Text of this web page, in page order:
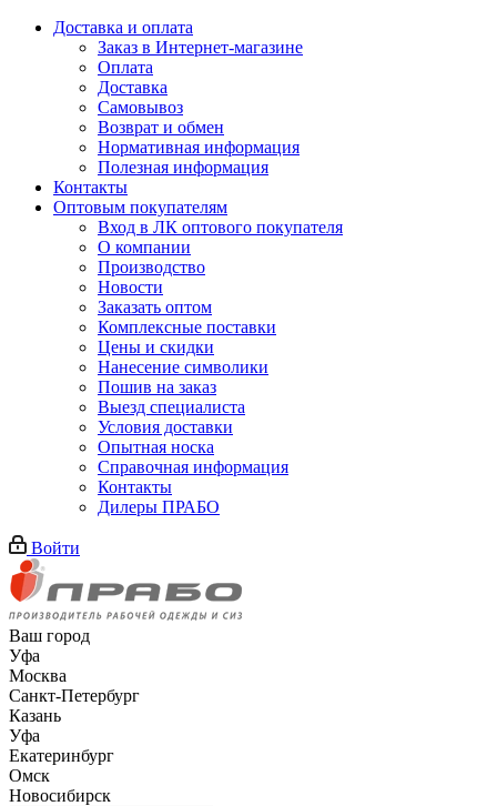
Доставка и оплата
Заказ в Интернет-магазине
Оплата
Доставка
Самовывоз
Возврат и обмен
Нормативная информация
Полезная информация
Контакты
Оптовым покупателям
Вход в ЛК оптового покупателя
О компании
Производство
Новости
Заказать оптом
Комплексные поставки
Цены и скидки
Нанесение символики
Пошив на заказ
Выезд специалиста
Условия доставки
Опытная носка
Справочная информация
Контакты
Дилеры ПРАБО
Войти
Ваш город
Уфа
Москва
Санкт-Петербург
Казань
Уфа
Екатеринбург
Омск
Новосибирск